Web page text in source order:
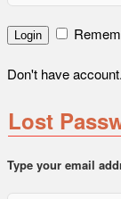
Login
Don't have account.
Lost
Type your email